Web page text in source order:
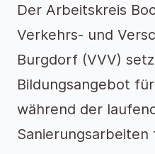
Der Arbeitskreis
Verkehrs- und
Burgdorf (VVV)
Bildungsangebot
während der